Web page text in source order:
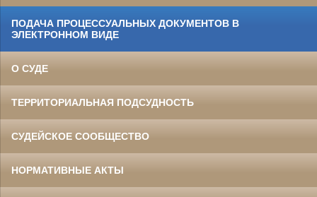
ПОДАЧА ПРОЦЕССУАЛЬНЫХ ДОКУМЕНТОВ В
ЭЛЕКТРОННОМ ВИДЕ
О СУДЕ
ТЕРРИТОРИАЛЬНАЯ ПОДСУДНОСТЬ
СУДЕЙСКОЕ СООБЩЕСТВО
НОРМАТИВНЫЕ АКТЫ